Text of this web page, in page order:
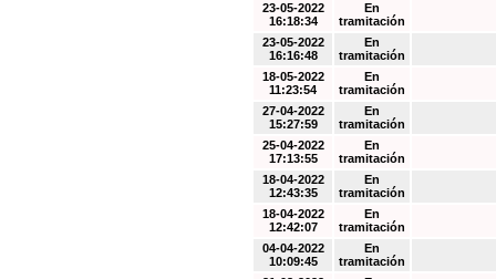
23-05-2022
16:18:34
En
tramitación
23-05-2022
16:16:48
En
tramitación
18-05-2022
11:23:54
En
tramitación
27-04-2022
15:27:59
En
tramitación
25-04-2022
17:13:55
En
tramitación
18-04-2022
12:43:35
En
tramitación
18-04-2022
12:42:07
En
tramitación
04-04-2022
10:09:45
En
tramitación